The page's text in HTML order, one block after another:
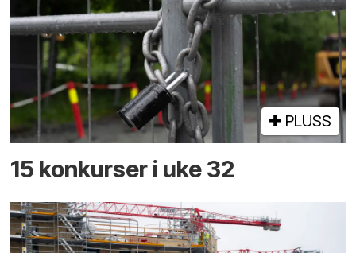
PLUSS
15 konkurser i uke 32